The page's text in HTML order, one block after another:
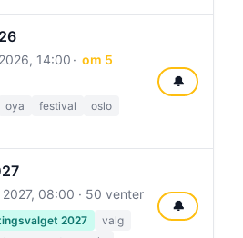
14:00
om 5
oya festival
oslo
🔔
2027, 08:00 · 50 venter
2027
valg
🔔